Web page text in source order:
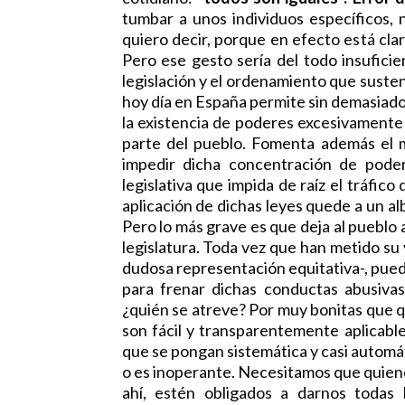
tumbar a unos individuos específicos,
quiero decir, porque en efecto está
Pero ese gesto sería del todo
legislación y el ordenamiento que
hoy día en España permite sin
la existencia de poderes
parte del pueblo. Fomenta además el
impedir dicha concentración de
legislativa que impida de raíz el tráfico
aplicación de dichas leyes quede a un
Pero lo más grave es que deja al
legislatura. Toda vez que han metido
dudosa representación equitativa-,
para frenar dichas conductas
¿quién se atreve? Por muy bonitas que
son fácil y transparentemente
que se pongan sistemática y casi
o es inoperante. Necesitamos que
ahí, estén obligados a darnos todas